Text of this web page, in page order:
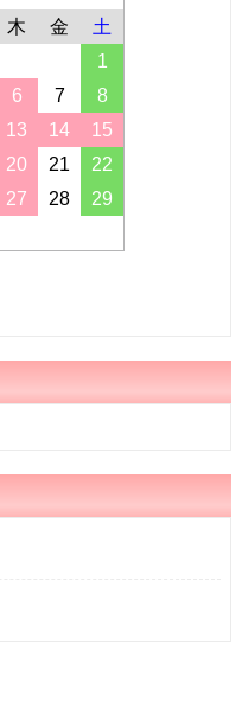
木 金
土
1
6 7
8
13 14
15
20 21
22
27 28
29